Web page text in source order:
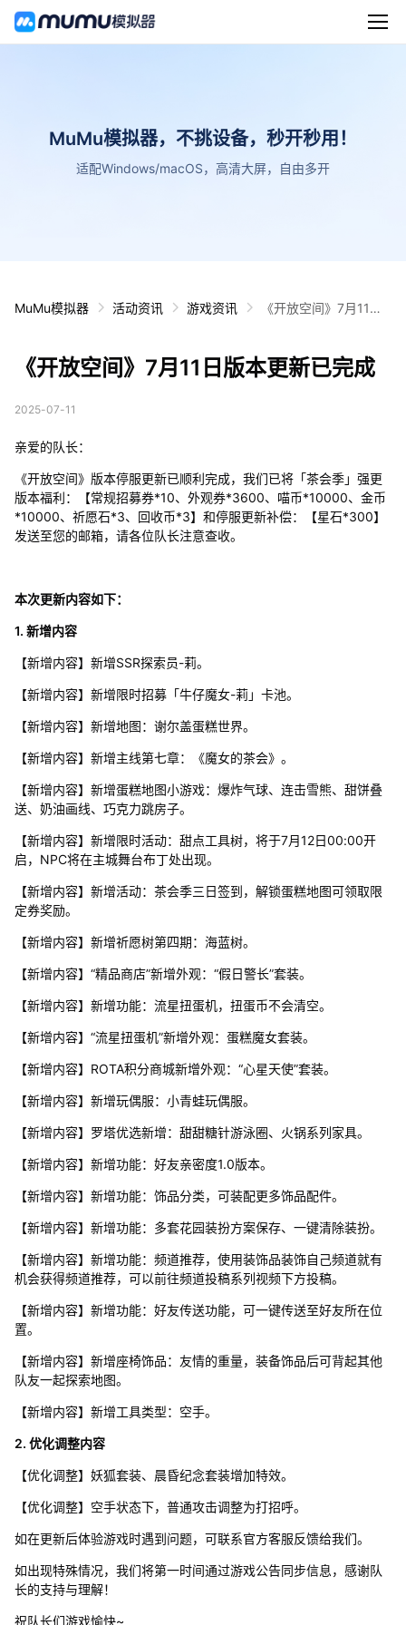
MuMu模拟器，不挑设备，秒开秒用！
适配Windows/macOS，高清大屏，自由多开
MuMu模拟器 活动资讯 游戏资讯
《开放空间》7月11日
《开放空间》7月11日版本更新已完成
2025-07-11
亲爱的队长：
《开放空间》版本停服更新已顺利完成，我们已将「茶会季」强更
版本福利：【常规招募券*10、外观券*3600、喵币*10000、金币
*10000、祈愿石*3、回收币*3】和停服更新补偿：【星石*300】
发送至您的邮箱，请各位队长注意查收。
本次更新内容如下：
1. 新增内容
【新增内容】新增SSR探索员-莉。
【新增内容】新增限时招募「牛仔魔女-莉」卡池。
【新增内容】新增地图：谢尔盖蛋糕世界。
【新增内容】新增主线第七章：《魔女的茶会》。
【新增内容】新增蛋糕地图小游戏：爆炸气球、连击雪熊、甜饼叠
送、奶油画线、巧克力跳房子。
【新增内容】新增限时活动：甜点工具树，将于7月12日00:00开
启，NPC将在主城舞台布丁处出现。
【新增内容】新增活动：茶会季三日签到，解锁蛋糕地图可领取限
定券奖励。
【新增内容】新增祈愿树第四期：海蓝树。
【新增内容】“精品商店”新增外观：“假日警长”套装。
【新增内容】新增功能：流星扭蛋机，扭蛋币不会清空。
【新增内容】“流星扭蛋机”新增外观：蛋糕魔女套装。
【新增内容】ROTA积分商城新增外观：“心星天使”套装。
【新增内容】新增玩偶服：小青蛙玩偶服。
【新增内容】罗塔优选新增：甜甜糖针游泳圈、火锅系列家具。
【新增内容】新增功能：好友亲密度1.0版本。
【新增内容】新增功能：饰品分类，可装配更多饰品配件。
【新增内容】新增功能：多套花园装扮方案保存、一键清除装扮。
【新增内容】新增功能：频道推荐，使用装饰品装饰自己频道就有
机会获得频道推荐，可以前往频道投稿系列视频下方投稿。
【新增内容】新增功能：好友传送功能，可一键传送至好友所在位
置。
【新增内容】新增座椅饰品：友情的重量，装备饰品后可背起其他
队友一起探索地图。
【新增内容】新增工具类型：空手。
2. 优化调整内容
【优化调整】妖狐套装、晨昏纪念套装增加特效。
【优化调整】空手状态下，普通攻击调整为打招呼。
如在更新后体验游戏时遇到问题，可联系官方客服反馈给我们。
如出现特殊情况，我们将第一时间通过游戏公告同步信息，感谢队
长的支持与理解！
祝队长们游戏愉快~